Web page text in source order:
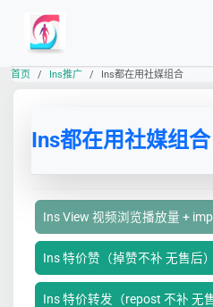
首页 Ins推广 Ins都在用社媒组合
Ins都在用社媒组合
Ins View 视频浏览播放量 +
Ins 特价赞（掉赞不补 无售后
Ins 特价转发（repost 不补 无